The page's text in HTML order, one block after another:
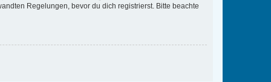
Regelungen, bevor du dich registrierst. Bitte beachte